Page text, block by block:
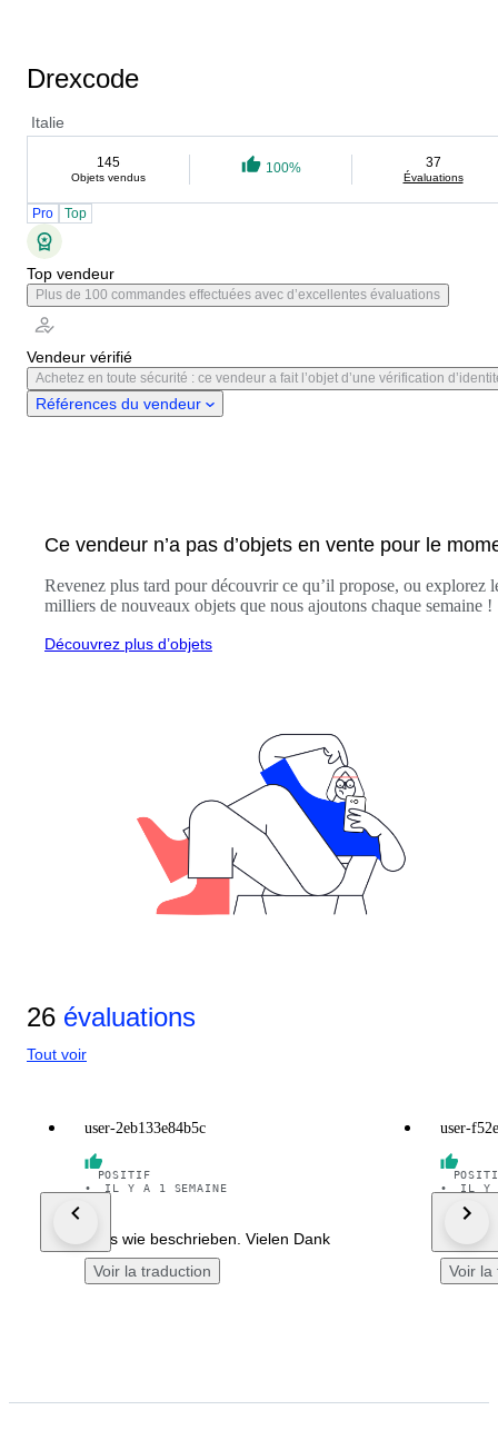
Drexcode
Italie
145
Objets vendus
100% 37
Évaluations
Pro Top
Top vendeur
Plus de 100 commandes effectuées avec d’excellentes évaluations
Vendeur vérifié
Achetez en toute sécurité : ce vendeur a fait l’objet d’une vérification
Références du vendeur
Ce vendeur n’a pas d’objets en vente pour le
Revenez plus tard pour découvrir ce qu’il propose, ou explorez
milliers de nouveaux objets que nous ajoutons chaque semaine !
Découvrez plus d’objets
26 évaluations
Tout voir
user-2eb133e84b5c
POSITIF
•
IL Y A 1 SEMAINE
Alles wie beschrieben. Vielen Dank
Voir la traduction
user-
•
IL Y
Voir la